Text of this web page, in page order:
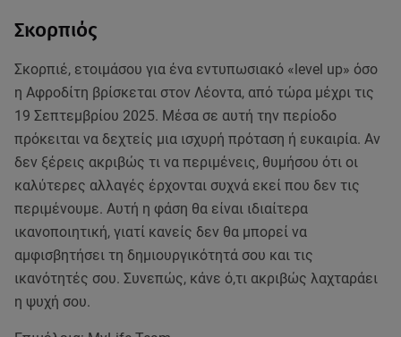
Σκορπιός
Σκορπιέ, ετοιμάσου για ένα εντυπωσιακό «level up» όσο
η Αφροδίτη βρίσκεται στον Λέοντα, από τώρα μέχρι τις
19 Σεπτεμβρίου 2025. Μέσα σε αυτή την περίοδο
πρόκειται να δεχτείς μια ισχυρή πρόταση ή ευκαιρία. Αν
δεν ξέρεις ακριβώς τι να περιμένεις, θυμήσου ότι οι
καλύτερες αλλαγές έρχονται συχνά εκεί που δεν τις
περιμένουμε. Αυτή η φάση θα είναι ιδιαίτερα
ικανοποιητική, γιατί κανείς δεν θα μπορεί να
αμφισβητήσει τη δημιουργικότητά σου και τις
ικανότητές σου. Συνεπώς, κάνε ό,τι ακριβώς λαχταράει
η ψυχή σου.